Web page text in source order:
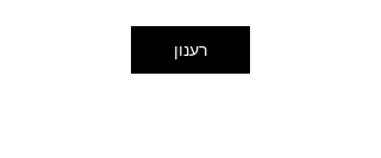
רענון